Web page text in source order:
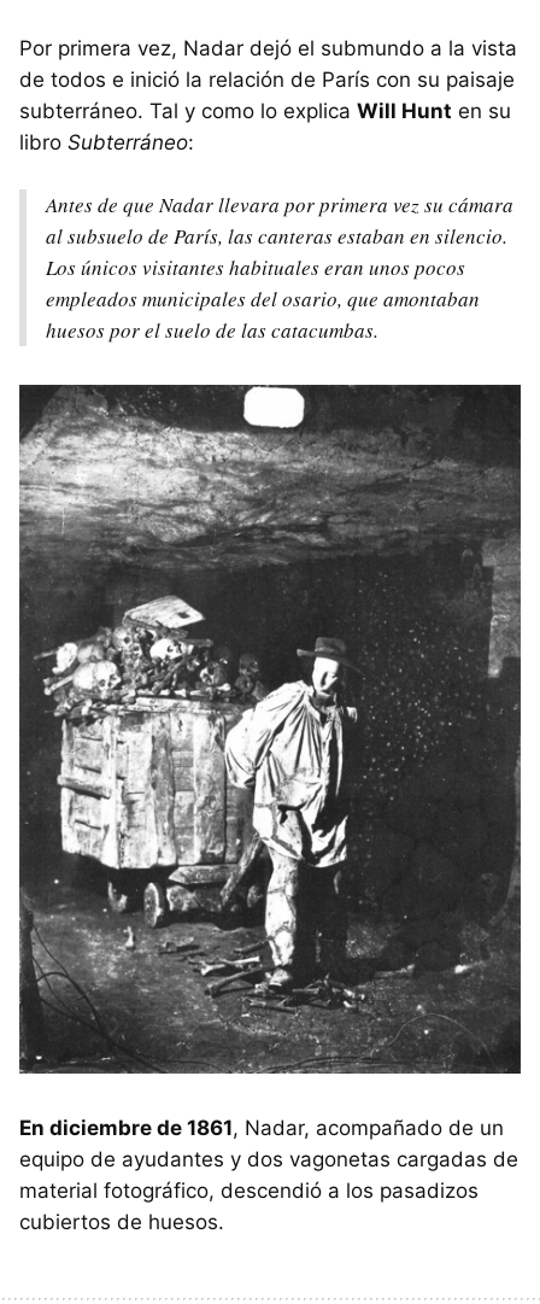
Por primera vez, Nadar dejó el submundo a la vista
de todos e inició la relación de París con su paisaje
subterráneo. Tal y como lo explica Will Hunt en su
libro Subterráneo:
Antes de que Nadar llevara por primera vez su cámara
al subsuelo de París, las canteras estaban en silencio.
Los únicos visitantes habituales eran unos pocos
empleados municipales del osario, que amontaban
huesos por el suelo de las catacumbas.
En diciembre de 1861, Nadar, acompañado de un
equipo de ayudantes y dos vagonetas cargadas de
material fotográfico, descendió a los pasadizos
cubiertos de huesos.